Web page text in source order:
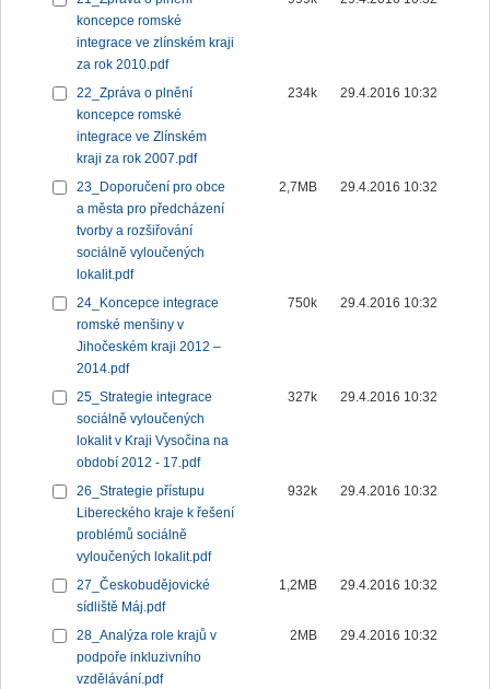
koncepce romské
integrace ve zlínském kraji
za rok 2010.pdf
22_Zpráva o plnění
koncepce romské
integrace ve Zlínském
kraji za rok 2007.pdf
234k 29.4.2016 10:32
23_Doporučení pro obce
a města pro předcházení
tvorby a rozšiřování
sociálně vyloučených
lokalit.pdf
2,7MB 29.4.2016 10:32
24_Koncepce integrace
romské menšiny v
Jihočeském kraji 2012 –
2014.pdf
750k 29.4.2016 10:32
25_Strategie integrace
sociálně vyloučených
lokalit v Kraji Vysočina na
období 2012 - 17.pdf
327k 29.4.2016 10:32
26_Strategie přístupu
Libereckého kraje k řešení
problémů sociálně
vyloučených lokalit.pdf
932k 29.4.2016 10:32
27_Českobudějovické
sídliště Máj.pdf
1,2MB 29.4.2016 10:32
28_Analýza role krajů v
podpoře inkluzivního
vzdělávání.pdf
2MB 29.4.2016 10:32